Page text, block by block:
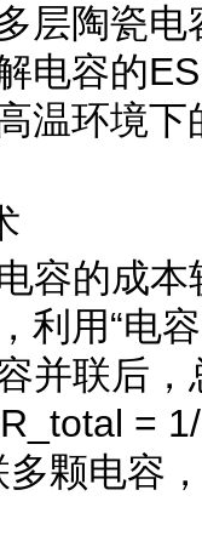
层陶瓷
电容的
温环境
容的成
利用“电
并联后
=
颗电容